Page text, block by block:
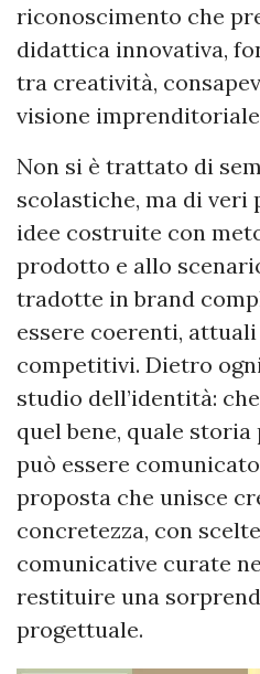
riconoscimento che
didattica innovativa,
tra creatività,
visione
Non si è trattato di
scolastiche, ma di veri
idee costruite con
prodotto e allo
tradotte in brand
essere coerenti,
competitivi. Dietro
studio dell’identità:
quel bene, quale
può essere
proposta che unisce
concretezza, con
comunicative curate
restituire una
progettuale.